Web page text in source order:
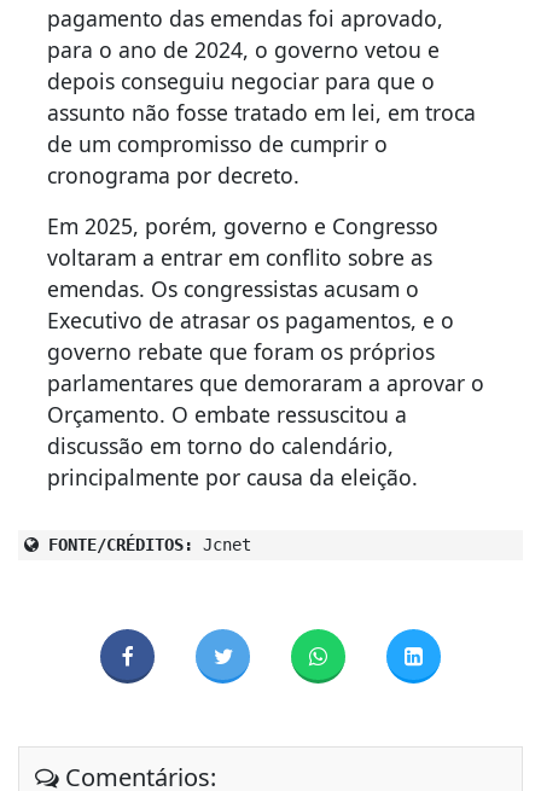
pagamento das emendas foi aprovado,
para o ano de 2024, o governo vetou e
depois conseguiu negociar para que o
assunto não fosse tratado em lei, em troca
de um compromisso de cumprir o
cronograma por decreto.
Em 2025, porém, governo e Congresso
voltaram a entrar em conflito sobre as
emendas. Os congressistas acusam o
Executivo de atrasar os pagamentos, e o
governo rebate que foram os próprios
parlamentares que demoraram a aprovar o
Orçamento. O embate ressuscitou a
discussão em torno do calendário,
principalmente por causa da eleição.
FONTE/CRÉDITOS: Jcnet
Comentários: